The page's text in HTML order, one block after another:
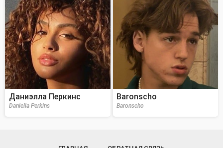
Даниэлла Перкинс
Daniella Perkins
Baronscho
Baronscho